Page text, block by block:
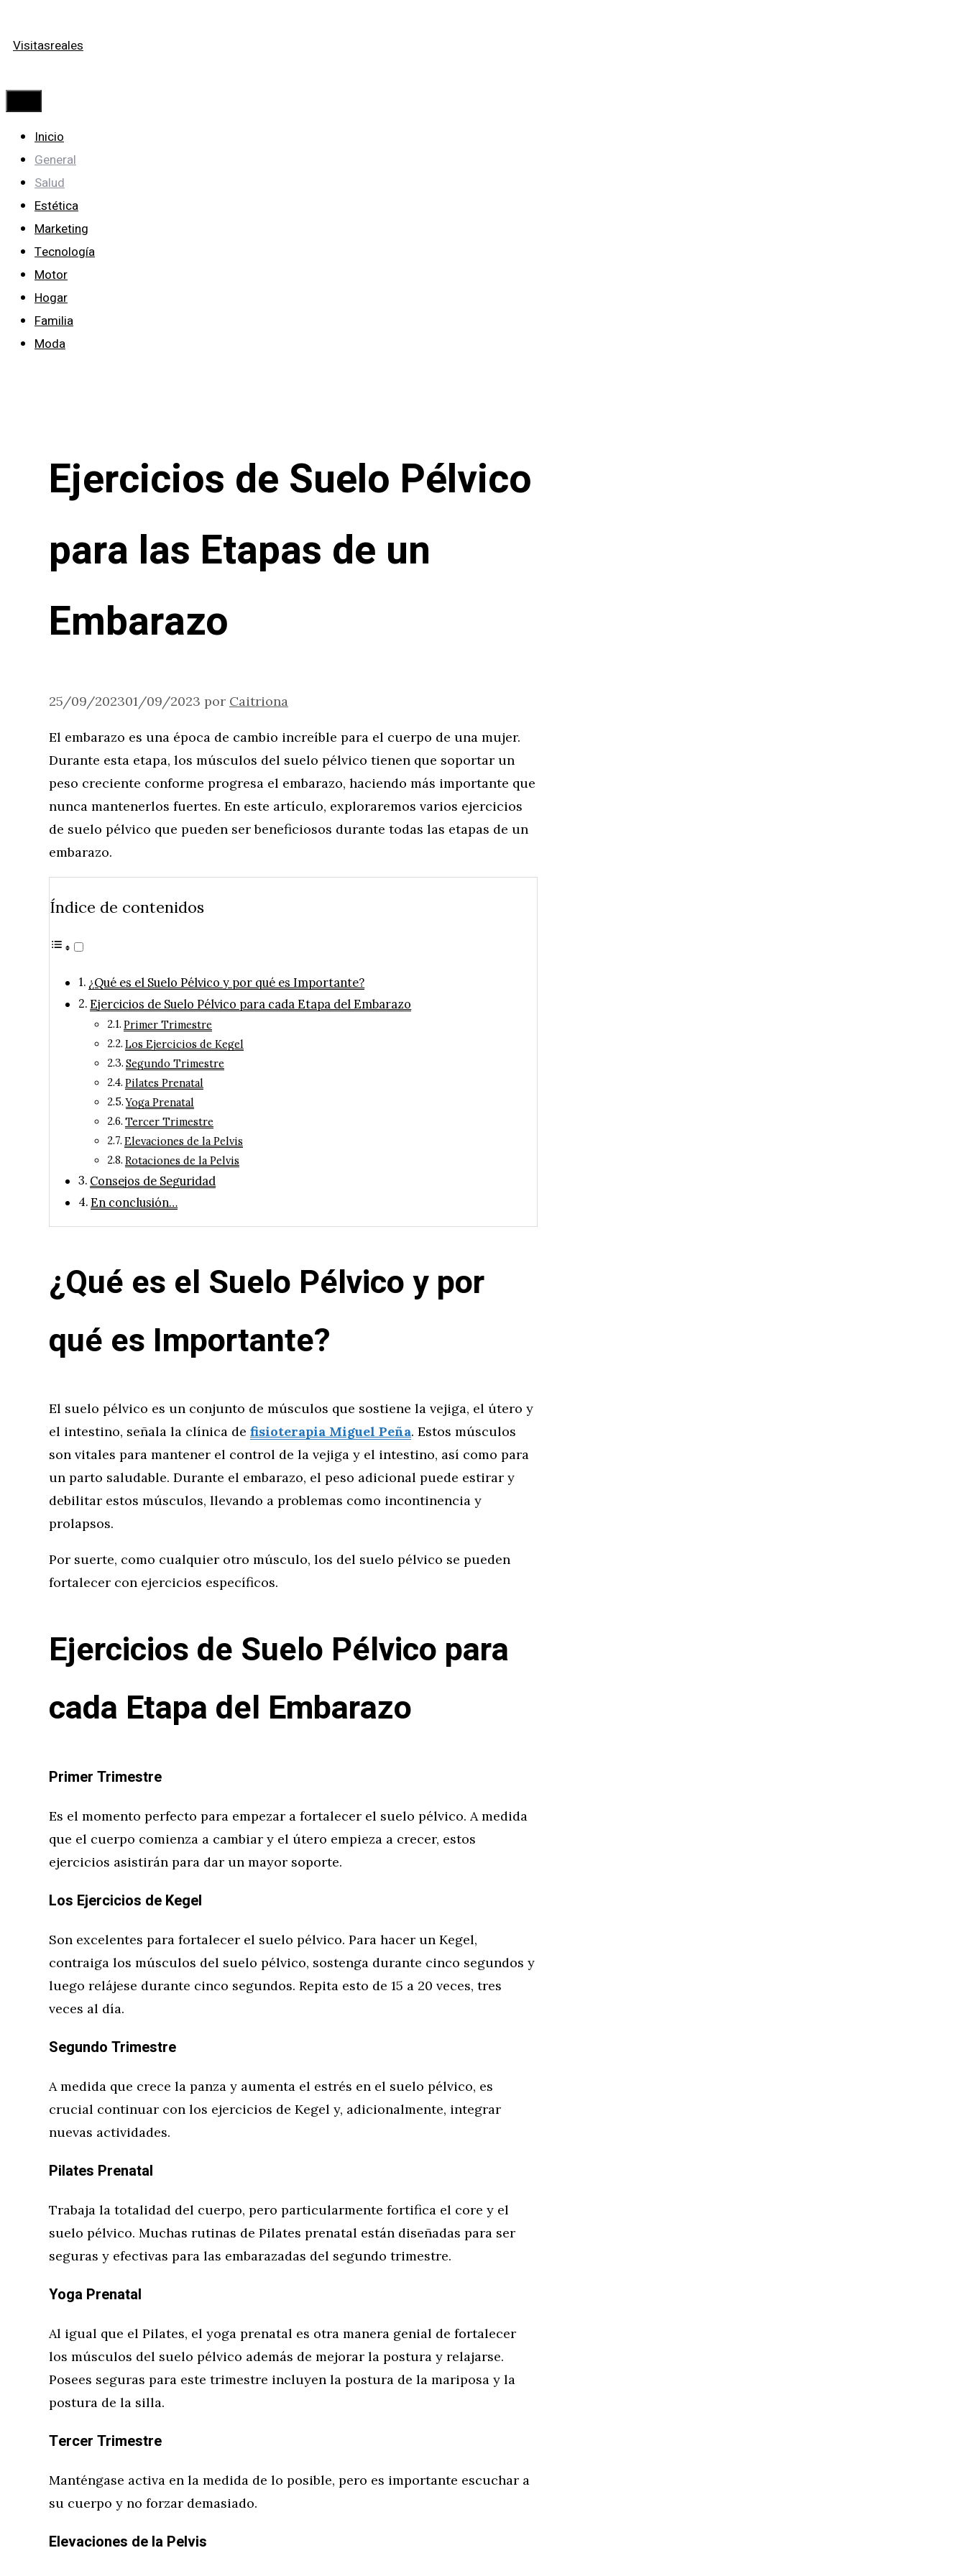
al
Visitasreales
Inicio
General
Salud
Estética
Marketing
Tecnología
Motor
Hogar
Familia
Moda
Ejercicios de Suelo Pélvico
para las Etapas de un
Embarazo
25/09/202301/09/2023 por Caitriona
El embarazo es una época de cambio increíble para el cuerpo de una mujer.
Durante esta etapa, los músculos del suelo pélvico tienen que soportar un
peso creciente conforme progresa el embarazo, haciendo más importante que
nunca mantenerlos fuertes. En este artículo, exploraremos varios ejercicios
de suelo pélvico que pueden ser beneficiosos durante todas las etapas de un
embarazo.
Índice de contenidos
¿Qué es el Suelo Pélvico y por qué es Importante?
Ejercicios de Suelo Pélvico para cada Etapa del Embarazo
Primer Trimestre
Los Ejercicios de Kegel
Segundo Trimestre
Pilates Prenatal
Yoga Prenatal
Tercer Trimestre
Elevaciones de la Pelvis
Rotaciones de la Pelvis
Consejos de Seguridad
En conclusión…
¿Qué es el Suelo Pélvico y por
qué es Importante?
El suelo pélvico es un conjunto de músculos que sostiene la vejiga, el útero y
el intestino, señala la clínica de fisioterapia Miguel Peña. Estos músculos
son vitales para mantener el control de la vejiga y el intestino, así como para
un parto saludable. Durante el embarazo, el peso adicional puede estirar y
debilitar estos músculos, llevando a problemas como incontinencia y
prolapsos.
Por suerte, como cualquier otro músculo, los del suelo pélvico se pueden
fortalecer con ejercicios específicos.
Ejercicios de Suelo Pélvico para
cada Etapa del Embarazo
Primer Trimestre
Es el momento perfecto para empezar a fortalecer el suelo pélvico. A medida
que el cuerpo comienza a cambiar y el útero empieza a crecer, estos
ejercicios asistirán para dar un mayor soporte.
Los Ejercicios de Kegel
Son excelentes para fortalecer el suelo pélvico. Para hacer un Kegel,
contraiga los músculos del suelo pélvico, sostenga durante cinco segundos y
luego relájese durante cinco segundos. Repita esto de 15 a 20 veces, tres
veces al día.
Segundo Trimestre
A medida que crece la panza y aumenta el estrés en el suelo pélvico, es
crucial continuar con los ejercicios de Kegel y, adicionalmente, integrar
nuevas actividades.
Pilates Prenatal
Trabaja la totalidad del cuerpo, pero particularmente fortifica el core y el
suelo pélvico. Muchas rutinas de Pilates prenatal están diseñadas para ser
seguras y efectivas para las embarazadas del segundo trimestre.
Yoga Prenatal
Al igual que el Pilates, el yoga prenatal es otra manera genial de fortalecer
los músculos del suelo pélvico además de mejorar la postura y relajarse.
Posees seguras para este trimestre incluyen la postura de la mariposa y la
postura de la silla.
Tercer Trimestre
Manténgase activa en la medida de lo posible, pero es importante escuchar a
su cuerpo y no forzar demasiado.
Elevaciones de la Pelvis